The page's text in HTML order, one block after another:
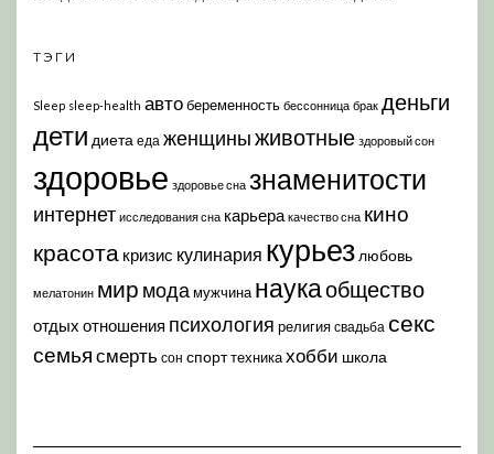
ТЭГИ
Sleep sleep-health автобеременность бессонница брак деньги
дети диета еда женщиныживотные здоровый сон
здоровье здоровье сна знаменитости
интернет исследования сна карьера качество сна кино
красота кризис кулинария курьез любовь
мелатонин мир модамужчина наукаобщество
отдых отношения психология религия свадьба секс
семья смерть сон спорттехникахобби школа